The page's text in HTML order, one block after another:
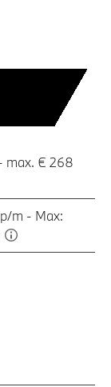
max. € 268
m - Max: